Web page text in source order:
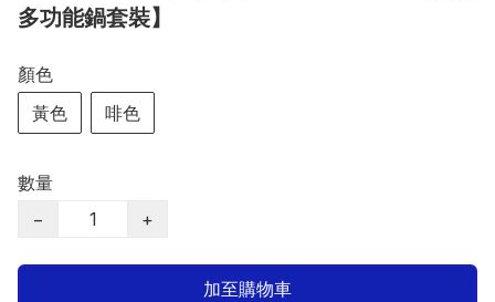
多功能鍋套裝】
顏色
黃色
啡色
數量
−
+
加至購物車